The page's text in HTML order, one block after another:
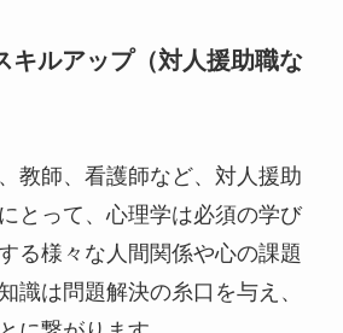
キルアップ（対人援助職な
教師、看護師など、対人援助
とって、心理学は必須の学び
る様々な人間関係や心の課題
識は問題解決の糸口を与え、